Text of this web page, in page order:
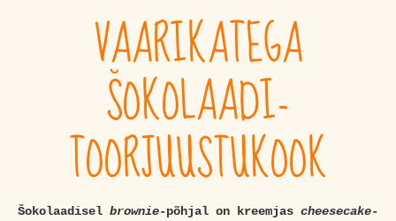
VAARIKATEGA
ŠOKOLAADI-
TOORJUUSTUKOOK
Šokolaadisel brownie-põhjal on kreemjas cheesecake-